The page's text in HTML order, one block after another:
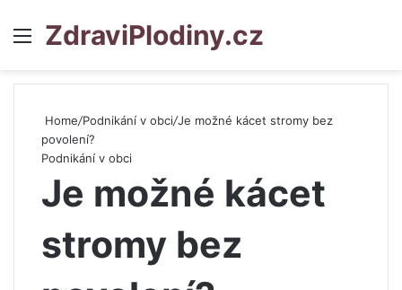
Menu
ZdraviPlodiny.cz
Home/Podnikání v obci/Je možné kácet stromy bez
povolení?
Podnikání v obci
Je možné kácet
stromy bez